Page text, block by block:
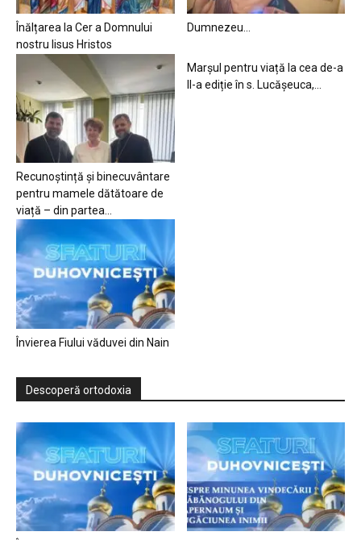
Înălțarea la Cer a Domnului
nostru Iisus Hristos
Dumnezeu…
Recunoștință și binecuvântare
pentru mamele dătătoare de
viață – din partea...
Marșul pentru viață la cea de-a
II-a ediție în s. Lucășeuca,...
Învierea Fiului văduvei din Nain
Descoperă ortodoxia